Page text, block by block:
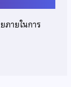
ภายในการ